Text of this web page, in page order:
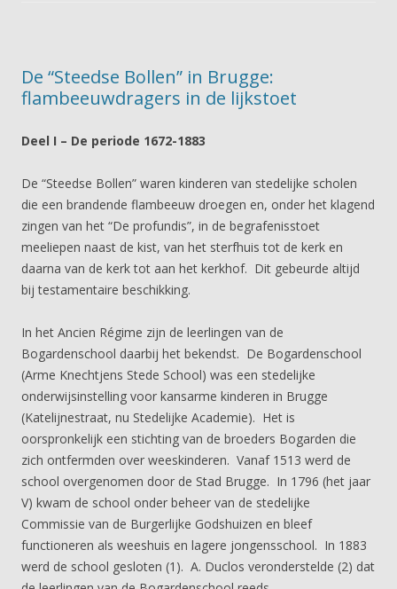
De “Steedse Bollen” in Brugge:
flambeeuwdragers in de lijkstoet
Deel I – De periode 1672-1883
De “Steedse Bollen” waren kinderen van stedelijke scholen
die een brandende flambeeuw droegen en, onder het klagend
zingen van het “De profundis”, in de begrafenisstoet
meeliepen naast de kist, van het sterfhuis tot de kerk en
daarna van de kerk tot aan het kerkhof. Dit gebeurde altijd
bij testamentaire beschikking.
In het Ancien Régime zijn de leerlingen van de
Bogardenschool daarbij het bekendst. De Bogardenschool
(Arme Knechtjens Stede School) was een stedelijke
onderwijsinstelling voor kansarme kinderen in Brugge
(Katelijnestraat, nu Stedelijke Academie). Het is
oorspronkelijk een stichting van de broeders Bogarden die
zich ontfermden over weeskinderen. Vanaf 1513 werd de
school overgenomen door de Stad Brugge. In 1796 (het jaar
V) kwam de school onder beheer van de stedelijke
Commissie van de Burgerlijke Godshuizen en bleef
functioneren als weeshuis en lagere jongensschool. In 1883
werd de school gesloten (1). A. Duclos veronderstelde (2) dat